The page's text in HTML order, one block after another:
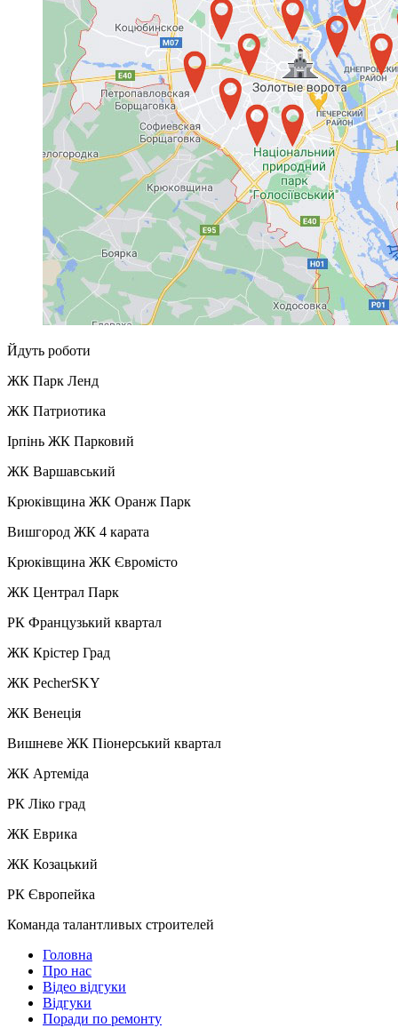
Йдуть роботи
ЖК Парк Ленд
ЖК Патриотика
Ірпінь ЖК Парковий
ЖК Варшавський
Крюківщина ЖК Оранж Парк
Вишгород ЖК 4 карата
Крюківщина ЖК Євромісто
ЖК Централ Парк
РК Французький квартал
ЖК Крістер Град
ЖК PecherSKY
ЖК Венеція
Вишневе ЖК Піонерський квартал
ЖК Артеміда
РК Ліко град
ЖК Еврика
ЖК Козацький
РК Європейка
Команда талантливых строителей
Головна
Про нас
Відео відгуки
Відгуки
Поради по ремонту